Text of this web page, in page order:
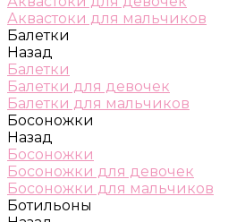
Аквастоки для мальчиков
Балетки
Назад
Балетки
Балетки для девочек
Балетки для мальчиков
Босоножки
Назад
Босоножки
Босоножки для девочек
Босоножки для мальчиков
Ботильоны